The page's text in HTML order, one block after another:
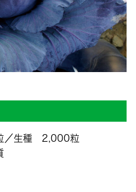
／生種 2,000粒